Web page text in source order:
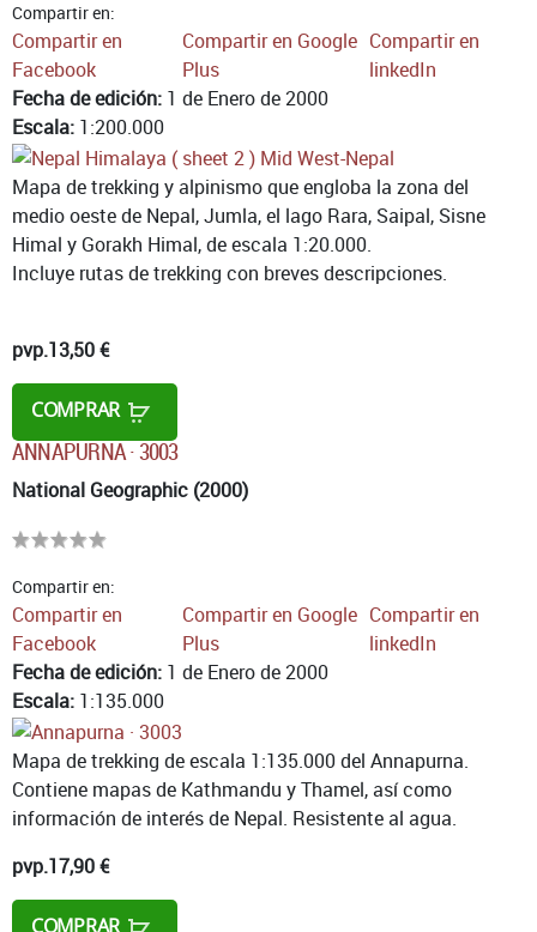
Compartir en:
Compartir en
Facebook
Compartir en Google
Plus
Compartir en
linkedIn
Fecha de edición: 1 de Enero de 2000
Escala: 1:200.000
Mapa de trekking y alpinismo que engloba la zona del
medio oeste de Nepal, Jumla, el lago Rara, Saipal, Sisne
Himal y Gorakh Himal, de escala 1:20.000.
Incluye rutas de trekking con breves descripciones.
pvp.13,50 €
COMPRAR
ANNAPURNA · 3003
National Geographic (2000)
Compartir en:
Compartir en
Facebook
Compartir en Google
Plus
Compartir en
linkedIn
Fecha de edición: 1 de Enero de 2000
Escala: 1:135.000
Mapa de trekking de escala 1:135.000 del Annapurna.
Contiene mapas de Kathmandu y Thamel, así como
información de interés de Nepal. Resistente al agua.
pvp.17,90 €
COMPRAR